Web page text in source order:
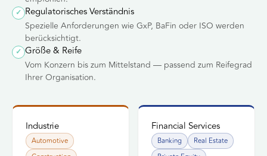
✓ Regulatorisches Verständnis
Spezielle Anforderungen wie GxP, BaFin oder ISO werden
berücksichtigt.
✓ Größe & Reife
Vom Konzern bis zum Mittelstand — passend zum Reifegrad
Ihrer Organisation.
Industrie
AutomotiveIndustrie
Financial Services
Banking
Real Estate
CLUSTER
Financial